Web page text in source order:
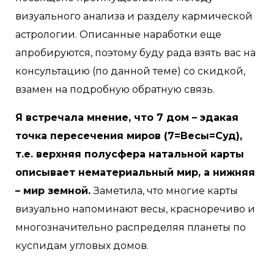
визуального анализа и разделу кармической
астрологии. Описанные наработки еще
апробируются, поэтому буду рада взять вас на
консультацию (по данной теме) со скидкой,
взамен на подробную обратную связь.
Я встречала мнение, что 7 дом – эдакая
точка пересечения миров (7=Весы=Суд),
т.е. верхняя полусфера натальной карты
описывает нематериальный мир, а нижняя
– мир земной.Заметила, что многие карты
визуально напоминают весы, красноречиво и
многозначительно распределяя планеты по
куспидам угловых домов.